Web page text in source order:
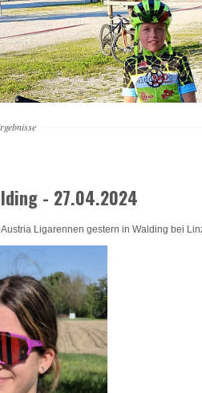
- 27.04.2024
Ligarennen gestern in Walding bei